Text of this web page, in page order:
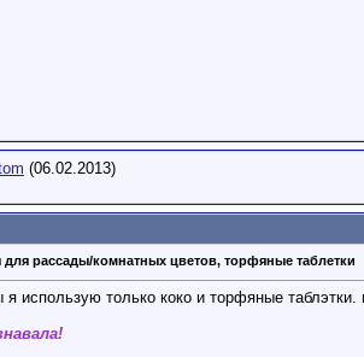
(06.02.2013)
для рассады/комнатных цветов, торфяные таблетки
использую только коко и торфяные